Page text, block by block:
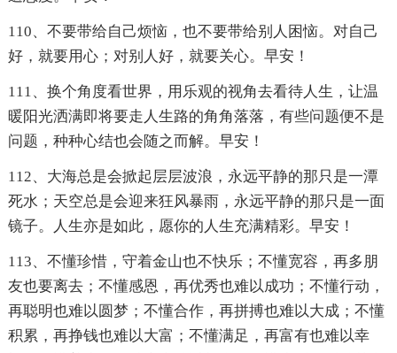
110、不要带给自己烦恼，也不要带给别人困恼。对自己
好，就要用心；对别人好，就要关心。早安！
111、换个角度看世界，用乐观的视角去看待人生，让温
暖阳光洒满即将要走人生路的角角落落，有些问题便不是
问题，种种心结也会随之而解。早安！
112、大海总是会掀起层层波浪，永远平静的那只是一潭
死水；天空总是会迎来狂风暴雨，永远平静的那只是一面
镜子。人生亦是如此，愿你的人生充满精彩。早安！
113、不懂珍惜，守着金山也不快乐；不懂宽容，再多朋
友也要离去；不懂感恩，再优秀也难以成功；不懂行动，
再聪明也难以圆梦；不懂合作，再拼搏也难以大成；不懂
积累，再挣钱也难以大富；不懂满足，再富有也难以幸